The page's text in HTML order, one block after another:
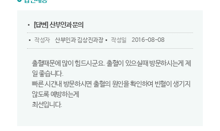
[답변] 산부인과 문의
작성자 산부인과 김상진과장 작성일 2016-08-08
출혈때문에 많이 힘드시군요. 출혈이 있으실때 방문하시는게 제
일 좋습니다.
빠른 시간내 방문하시면 출혈의 원인을 확인하여 빈혈이 생기지
않도록 예방하는게
최선입니다.